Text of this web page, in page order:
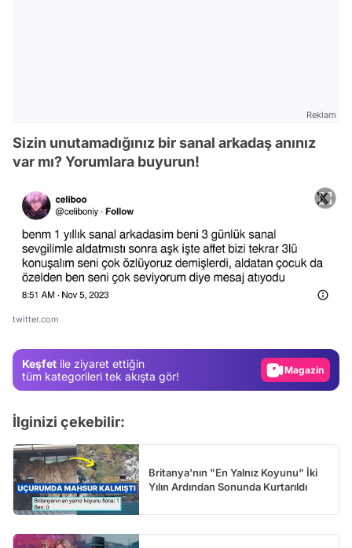
Reklam
Sizin unutamadığınız bir sanal arkadaş anınız
var mı? Yorumlara buyurun!
twitter.com
Keşfet ile ziyaret ettiğin
tüm kategorileri tek akışta gör!
Video
Test
Video
İlginizi çekebilir:
Britanya'nın "En Yalnız Koyunu" İki
Yılın Ardından Sonunda Kurtarıldı